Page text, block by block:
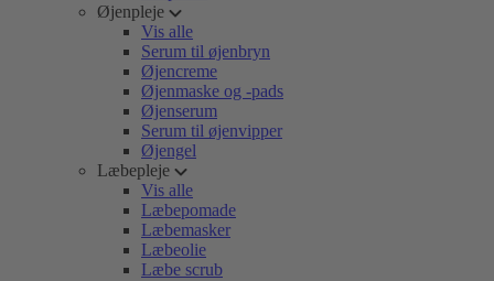
Øjenpleje
Vis alle
Serum til øjenbryn
Øjencreme
Øjenmaske og -pads
Øjenserum
Serum til øjenvipper
Øjengel
Læbepleje
Vis alle
Læbepomade
Læbemasker
Læbeolie
Læbe scrub